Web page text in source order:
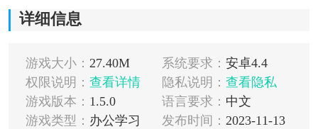
详细信息
游戏大小： 27.40M 系统要求： 安卓4.4
权限说明： 查看详情 隐私说明： 查看隐私
游戏版本： 1.5.0 语言要求： 中文
游戏类型： 办公学习 发布时间： 2023-11-13